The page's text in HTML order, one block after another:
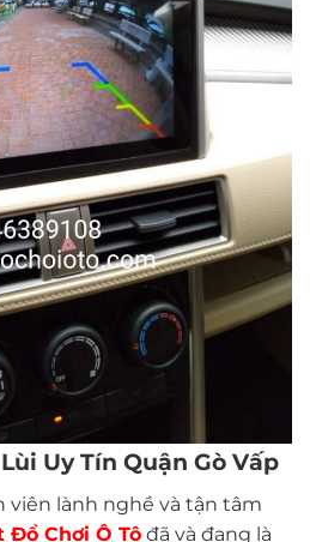
Uy Tín Quận Gò Vấp
viên lành nghề và tận tâm
Đồ Chơi Ô Tô đã và đang là